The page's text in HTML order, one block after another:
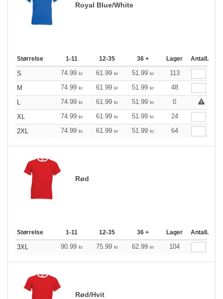
Royal Blue/White
Størrelse 1-11 12-35 36 + Lager Antall.
S 74.99 kr 61.99 kr 51.99 kr
113
M
74.99 kr 61.99 kr 51.99 kr
48
L
74.99 kr 61.99 kr 51.99 kr
0
XL
74.99 kr 61.99 kr 51.99 kr
24
2XL
74.99 kr 61.99 kr 51.99 kr 64
Rød
Størrelse 1-11 12-35 36 + Lager Antall.
3XL 90.99 kr 75.99 kr 62.99 kr 104
Rød/Hvit